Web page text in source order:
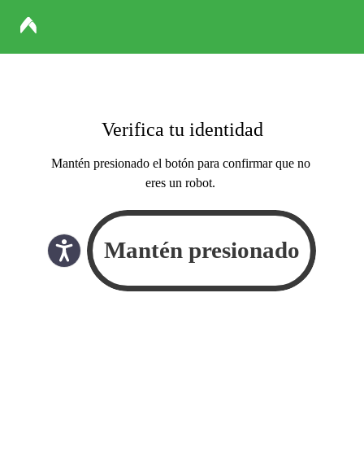
Verifica tu identidad
Mantén presionado el botón para confirmar que no
eres un robot.